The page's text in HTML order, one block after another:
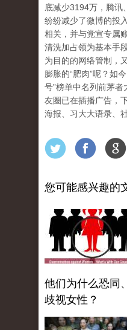
底减少3194万，腾讯
纷纷减少了微博的投
相关，并与党宣专属
清洗加占领为基本手
为目的的网络管制，
膨胀的“肥肉”呢？如
号”榜单中名列前茅
友圈已在插播广告，
海报、习大大语录、
您可能感兴趣的
他们为什么恐同、
歧视女性？